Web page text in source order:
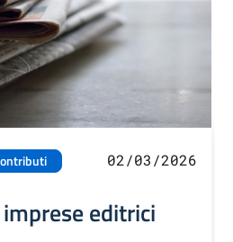
02/03/2026
editrici